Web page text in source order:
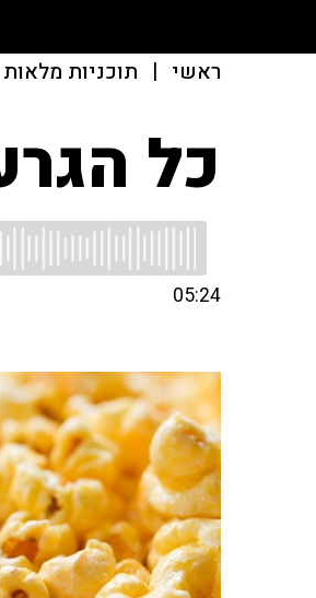
ראשי | תוכניות מלאות
כל
05:24